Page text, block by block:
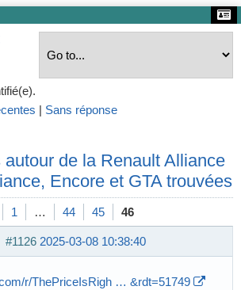
| Sans réponse
de la Renault Alliance
Encore et GTA trouvées
1 … 44 45 46
#1126 2025-03-08 10:38:40
r/ThePriceIsRigh … &rdt=51749